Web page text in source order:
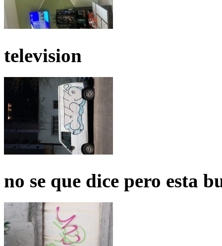
television
no se que dice pero esta